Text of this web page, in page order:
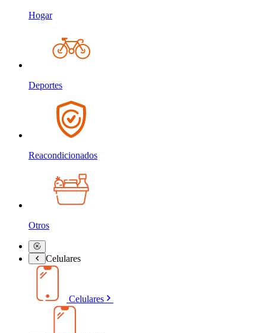
Hogar
Deportes
Reacondicionados
Otros
Celulares
Celulares